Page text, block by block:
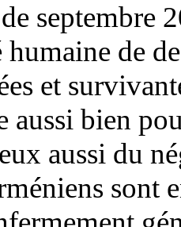
septembre
de
et
aussi bien
aussi du
sont